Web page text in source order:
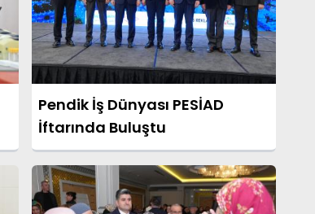
Pendik İş Dünyası PESİAD
İftarında Buluştu